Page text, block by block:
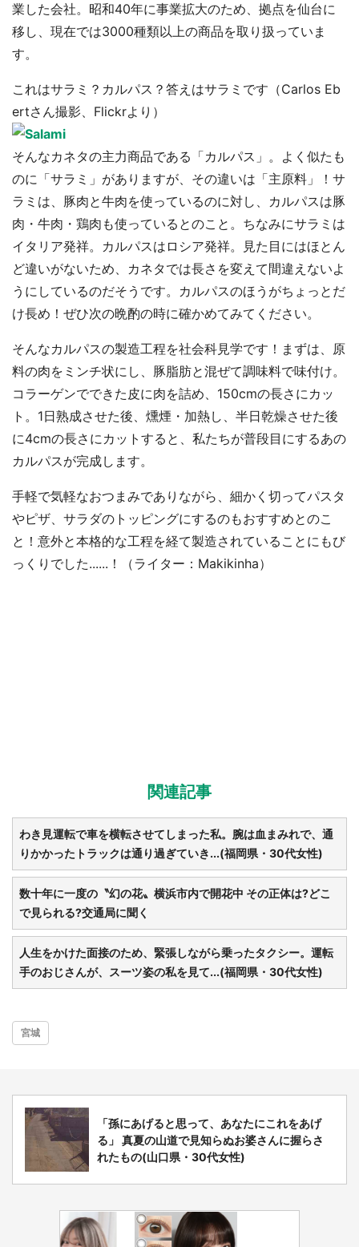
業した会社。昭和40年に事業拡大のため、拠点を仙台に
移し、現在では3000種類以上の商品を取り扱っていま
す。
これはサラミ？カルパス？答えはサラミです（Carlos Eb
ertさん撮影、Flickrより）
そんなカネタの主力商品である「カルパス」。よく似たも
のに「サラミ」がありますが、その違いは「主原料」！サ
ラミは、豚肉と牛肉を使っているのに対し、カルパスは豚
肉・牛肉・鶏肉も使っているとのこと。ちなみにサラミは
イタリア発祥。カルパスはロシア発祥。見た目にはほとん
ど違いがないため、カネタでは長さを変えて間違えないよ
うにしているのだそうです。カルパスのほうがちょっとだ
け長め！ぜひ次の晩酌の時に確かめてみてください。
そんなカルパスの製造工程を社会科見学です！まずは、原
料の肉をミンチ状にし、豚脂肪と混ぜて調味料で味付け。
コラーゲンでできた皮に肉を詰め、150cmの長さにカッ
ト。1日熟成させた後、燻煙・加熱し、半日乾燥させた後
に4cmの長さにカットすると、私たちが普段目にするあの
カルパスが完成します。
手軽で気軽なおつまみでありながら、細かく切ってパスタ
やピザ、サラダのトッピングにするのもおすすめとのこ
と！意外と本格的な工程を経て製造されていることにもび
っくりでした......！（ライター：Makikinha）
関連記事
わき見運転で車を横転させてしまった私。腕は血まみれで、通
りかかったトラックは通り過ぎていき...(福岡県・30代女性)
数十年に一度の〝幻の花〟横浜市内で開花中 その正体は?どこ
で見られる?交通局に聞く
人生をかけた面接のため、緊張しながら乗ったタクシー。運転
手のおじさんが、スーツ姿の私を見て...(福岡県・30代女性)
宮城
「孫にあげると思って、あなたにこれをあげ
る」 真夏の山道で見知らぬお婆さんに握らさ
れたもの(山口県・30代女性)